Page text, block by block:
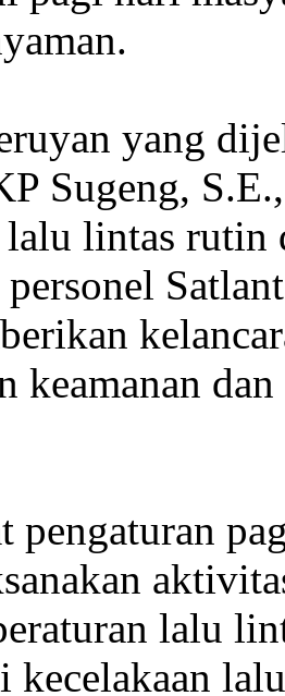
yang
Sugeng,
lalu lintas rutin
keamanan
pengaturan
lalu
kecelakaan